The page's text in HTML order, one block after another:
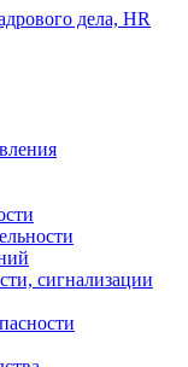
дела, HR
сигнализации